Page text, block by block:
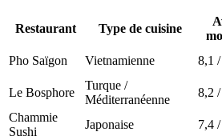
Restaurant Type de cuisine
Pho Saïgon Vietnamienne 8,1
Le Bosphore
Turque /
Méditerranéenne
8,2
Chammie
Sushi
Japonaise 7,4